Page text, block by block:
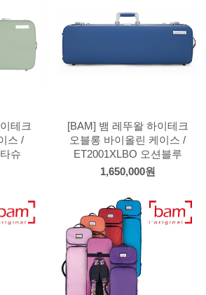
테크
스 /
슈
[BAM] 뱀 레뚜왈 하이테크
오블롱 바이올린 케이스 /
ET2001XLBO 오션블루
1,650,000원